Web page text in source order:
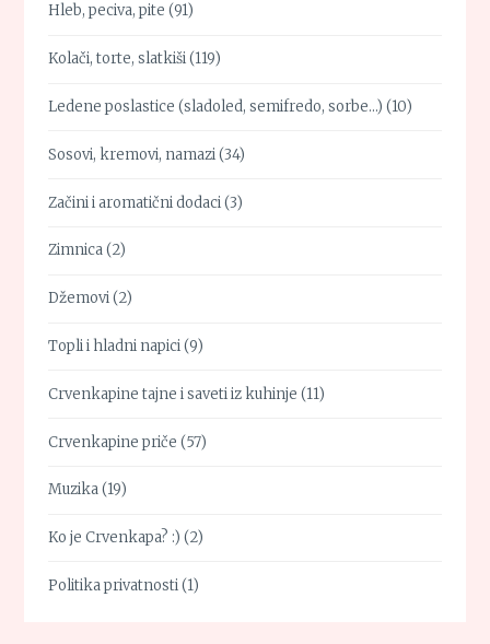
Hleb, peciva, pite (91)
Kolači, torte, slatkiši(119)
Ledene poslastice (sladoled, semifredo, sorbe…) (10)
Sosovi, kremovi, namazi(34)
Začini i aromatični dodaci(3)
Zimnica(2)
Džemovi(2)
Topli i hladni napici(9)
Crvenkapine tajne i saveti iz kuhinje (11)
Crvenkapine priče (57)
Muzika(19)
Ko je Crvenkapa? :) (2)
Politika privatnosti(1)